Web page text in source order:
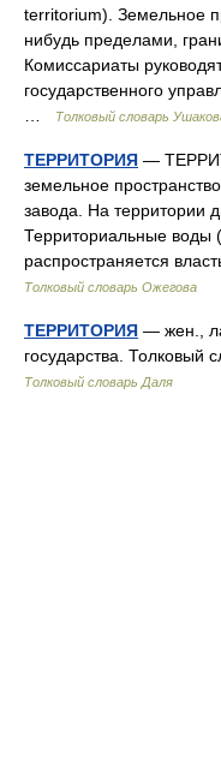
territorium). Земельное
нибудь пределами,
Комиссариаты
государственного
Толковый словарь
ТЕРРИТОРИЯ —
земельное
завода. На территории
Территориальные воды
распространяется
Толковый словарь Ожегова
ТЕРРИТОРИЯ — жен.,
государства.
Толковый словарь Даля